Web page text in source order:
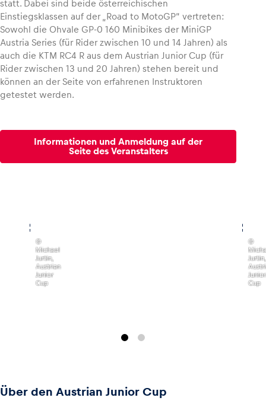
statt. Dabei sind beide österreichischen
Einstiegsklassen auf der „Road to MotoGP“ vertreten:
Sowohl die Ohvale GP-0 160 Minibikes der MiniGP
Austria Series (für Rider zwischen 10 und 14 Jahren) als
auch die KTM RC4 R aus dem Austrian Junior Cup (für
Rider zwischen 13 und 20 Jahren) stehen bereit und
können an der Seite von erfahrenen Instruktoren
getestet werden.
Informationen und Anmeldung auf der
Seite des Veranstalters
,©
Michael
Jurtin,
Austrian
Junior
Cup
,©
Jurtin,
Junior
Cup
Über den Austrian Junior Cup